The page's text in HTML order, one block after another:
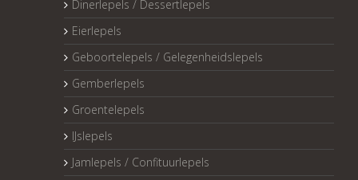
Dinerlepels / Dessertlepels
Eierlepels
Geboortelepels / Gelegenheidslepels
Gemberlepels
Groentelepels
IJslepels
Jamlepels / Confituurlepels